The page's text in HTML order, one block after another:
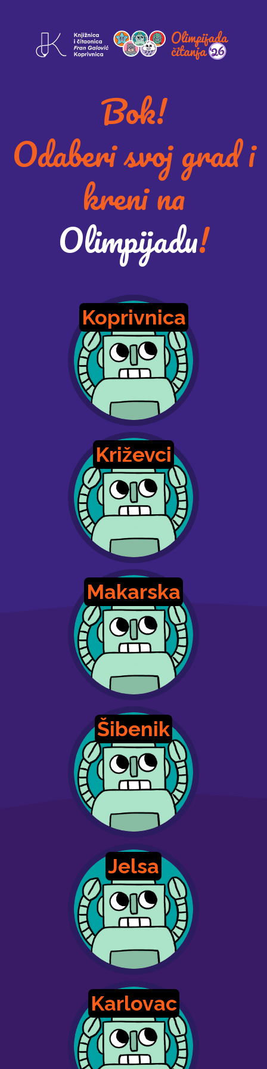
Bok!
Odaberi svoj grad i
kreni na
Olimpijadu!
Koprivnica
Križevci
Makarska
Šibenik
Jelsa
Karlovac